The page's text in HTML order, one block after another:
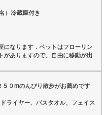
）冷蔵庫付き
になります．ベットはフローリン
がありますので、自由に移動が出
５０mのんびり散歩がお薦めです
ライヤー、バスタオル、フェイス